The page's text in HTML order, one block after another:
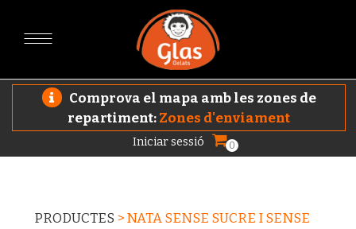
Comprova el mapa amb les zones de
repartiment:Zones d'enviament
Iniciar sessió 0
PRODUCTES > NATA SENSE SUCRE I SENSE